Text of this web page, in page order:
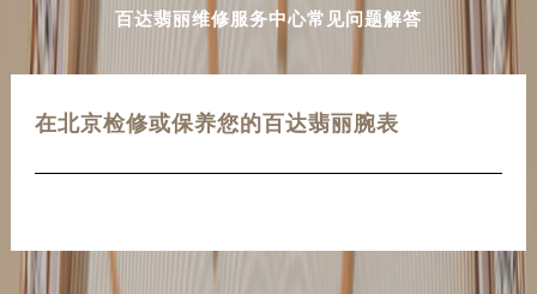
百达翡丽维修服务中心常见问题解答
在北京检修或保养您的百达翡丽腕表